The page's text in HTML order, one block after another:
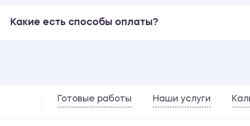
Какие есть способы оплаты?
Готовые работы Наши услуги